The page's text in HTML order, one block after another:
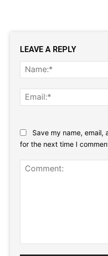
LEAVE A REPLY
Save my name, email,
for the next time I